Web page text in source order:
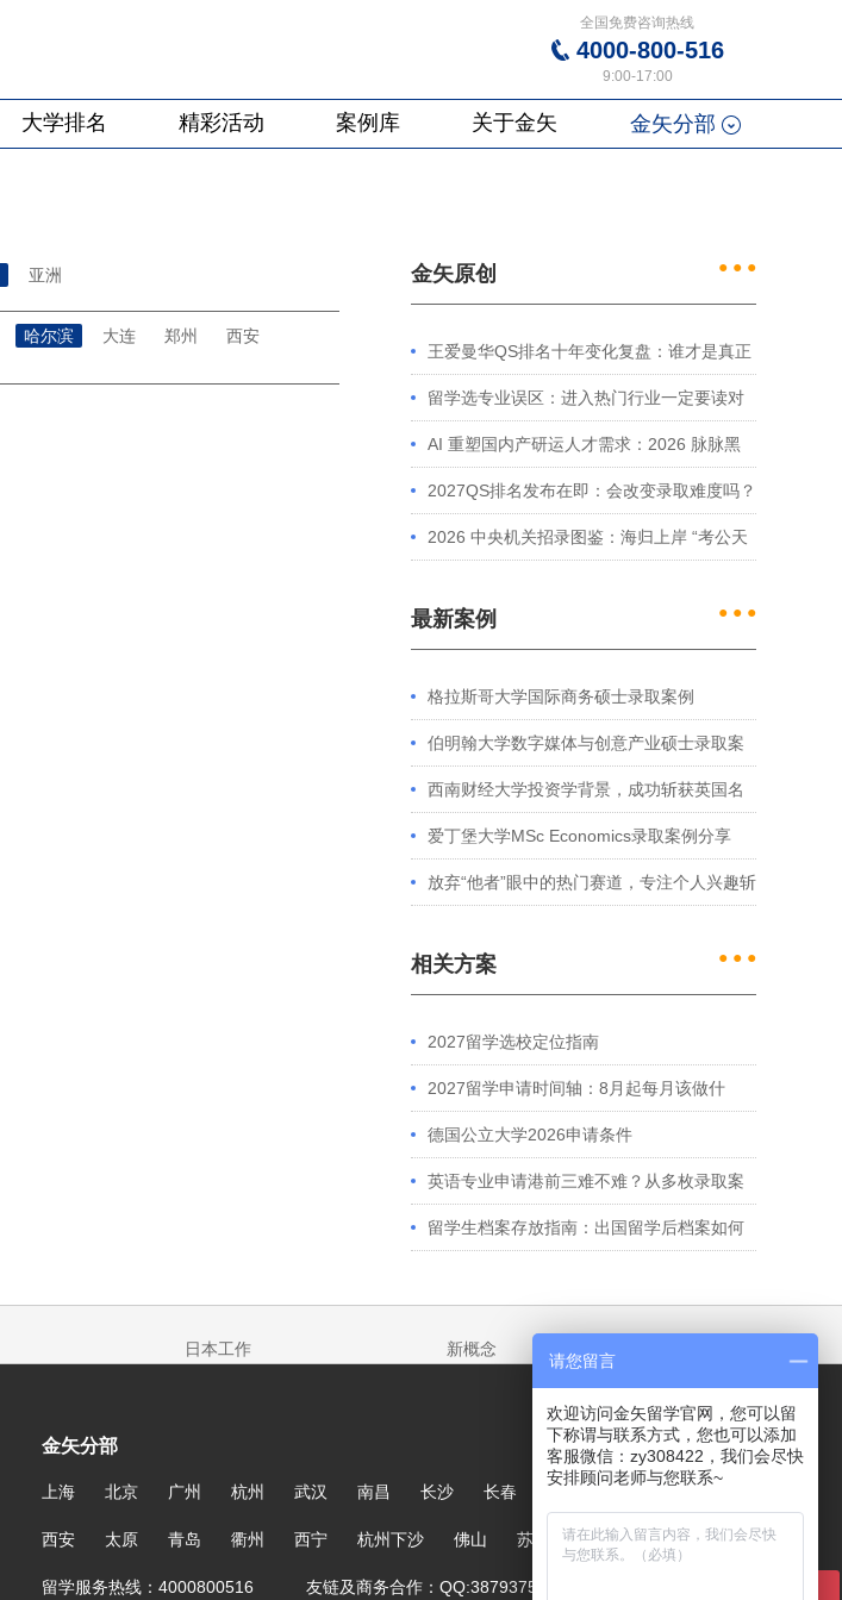
全国免费咨询热线
4000-800-516
9:00-17:00
大学排名 精彩活动 案例库 关于金矢 金矢分部
亚洲
哈尔滨 大连 郑州
西安
金矢原创 ● ● ●
王爱曼华QS排名十年变化复盘：谁才是真正
的赢家？
留学选专业误区：进入热门行业一定要读对
口专业吗？
AI 重塑国内产研运人才需求：2026 脉脉黑
皮书解读及留学规划启示
2027QS排名发布在即：会改变录取难度吗？
2026 中央机关招录图鉴：海归上岸 “考公天
最新案例 ● ● ●
格拉斯哥大学国际商务硕士录取案例
伯明翰大学数字媒体与创意产业硕士录取案
例 西南财经大学投资学背景，成功斩获英国名
校多份Offer
爱丁堡大学MSc Economics录取案例分享
放弃“他者”眼中的热门赛道，专注个人兴趣斩
相关方案 ● ● ●
2027留学选校定位指南
2027留学申请时间轴：8月起每月该做什
么？英、美、澳、港申请全攻略
德国公立大学2026申请条件
英语专业申请港前三难不难？从多枚录取案
例看港大、港中文申请要求
留学生档案存放指南：出国留学后档案如何
日本工作 新概念
金矢分部
上海 北京 广州 杭州 武汉 南昌 长沙 长春 哈尔滨 大连 郑州
西安 太原 青岛 衢州 西宁 杭州下沙 佛山 苏州
留学服务热线：4000800516 友链及商务合作：QQ:387937567
请您留言
欢迎访问金矢留学官网，您可以留
下称谓与联系方式，您也可以添加
客服微信：zy308422，我们会尽快
安排顾问老师与您联系~